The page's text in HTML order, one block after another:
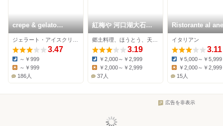
crepe & gelato
MONT
3.47
Dinner:
～￥999
～￥999
186人
紅梅や 河口湖大石公
園店
3.19
Dinner:
￥2,000～￥2,999
Lunch:
￥2,000～￥2,999
37人
Ristorante al
イタリアン
3.11
Dinner:
￥5,000～￥5,999
Lunch:
￥2,000～￥2,999
15人
広告を非表示